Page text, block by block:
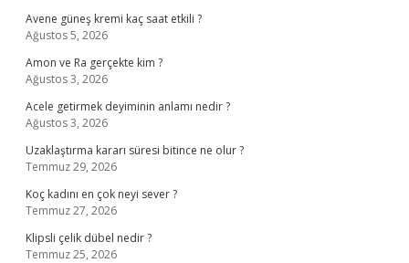
Avene güneş kremi kaç saat etkili ?
Ağustos 5, 2026
Amon ve Ra gerçekte kim ?
Ağustos 3, 2026
Acele getirmek deyiminin anlamı nedir ?
Ağustos 3, 2026
Uzaklaştırma kararı süresi bitince ne olur ?
Temmuz 29, 2026
Koç kadını en çok neyi sever ?
Temmuz 27, 2026
Klipsli çelik dübel nedir ?
Temmuz 25, 2026